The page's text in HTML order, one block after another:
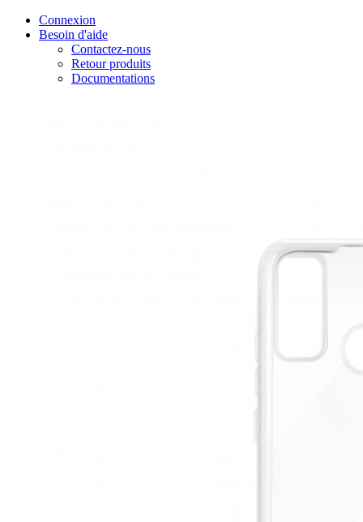
Connexion
Besoin d'aide
Contactez-nous
Retour produits
Documentations